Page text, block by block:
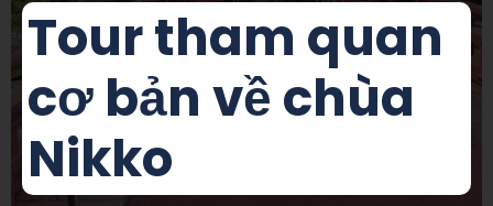
Tour tham quan
cơ bản về chùa
Nikko